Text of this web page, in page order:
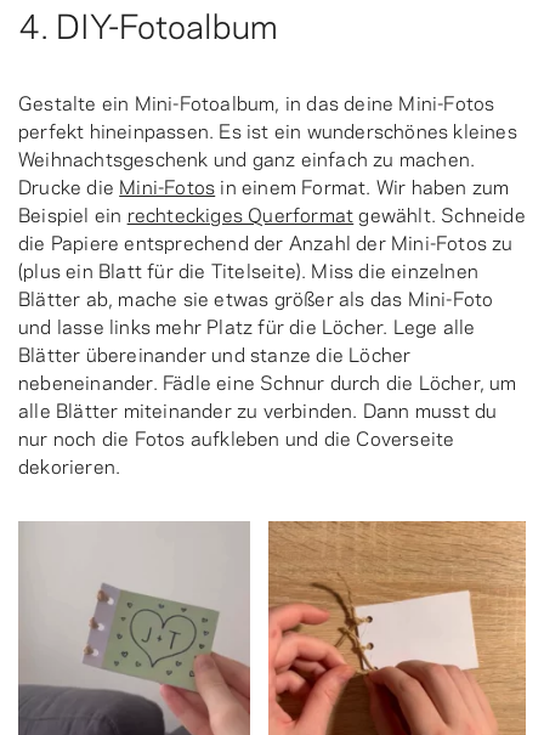
4. DIY-Fotoalbum
Gestalte ein Mini-Fotoalbum, in das deine Mini-Fotos
perfekt hineinpassen. Es ist ein wunderschönes kleines
Weihnachtsgeschenk und ganz einfach zu machen.
Drucke die Mini-Fotos in einem Format. Wir haben zum
Beispiel ein rechteckiges Querformatgewählt. Schneide
die Papiere entsprechend der Anzahl der Mini-Fotos zu
(plus ein Blatt für die Titelseite). Miss die einzelnen
Blätter ab, mache sie etwas größer als das Mini-Foto
und lasse links mehr Platz für die Löcher. Lege alle
Blätter übereinander und stanze die Löcher
nebeneinander. Fädle eine Schnur durch die Löcher, um
alle Blätter miteinander zu verbinden. Dann musst du
nur noch die Fotos aufkleben und die Coverseite
dekorieren.